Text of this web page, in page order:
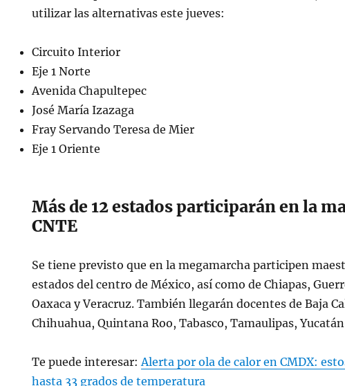
utilizar las alternativas este jueves:
Circuito Interior
Eje 1 Norte
Avenida Chapultepec
José María Izazaga
Fray Servando Teresa de Mier
Eje 1 Oriente
Más de 12 estados participarán en la
CNTE
Se tiene previsto que en la megamarcha participen
estados del centro de México, así como de Chiapas,
Oaxaca y Veracruz. También llegarán docentes de Baja
Chihuahua, Quintana Roo, Tabasco, Tamaulipas, Yucatán
Te puede interesar:Alerta por ola de calor en CMDX:
hasta 33 grados de temperatura